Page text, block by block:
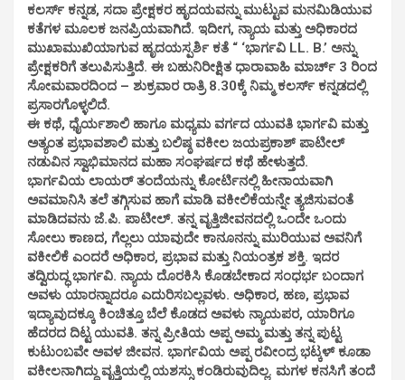
ಕಲರ್ಸ್ ಕನ್ನಡ, ಸದಾ ಪ್ರೇಕ್ಷಕರ ಹೃದಯವನ್ನು ಮುಟ್ಟುವ ಮನಮಿಡಿಯುವ
ಕತೆಗಳ ಮೂಲಕ ಜನಪ್ರಿಯವಾಗಿದೆ. ಇದೀಗ, ನ್ಯಾಯ ಮತ್ತು ಅಧಿಕಾರದ
ಮುಖಾಮುಖಿಯಾಗುವ ಹೃದಯಸ್ಪರ್ಶಿ ಕತೆ “ ‘ಭಾರ್ಗವಿ LL. B.’ ಅನ್ನು
ಪ್ರೇಕ್ಷಕರಿಗೆ ತಲುಪಿಸುತ್ತಿದೆ. ಈ ಬಹುನಿರೀಕ್ಷಿತ ಧಾರಾವಾಹಿ ಮಾರ್ಚ್ 3 ರಿಂದ
ಸೋಮವಾರದಿಂದ – ಶುಕ್ರವಾರ ರಾತ್ರಿ 8.30ಕ್ಕೆ ನಿಮ್ಮ ಕಲರ್ಸ್ ಕನ್ನಡದಲ್ಲಿ
ಪ್ರಸಾರಗೊಳ್ಳಲಿದೆ.
ಈ ಕಥೆ, ಧೈರ್ಯಶಾಲಿ ಹಾಗೂ ಮಧ್ಯಮ ವರ್ಗದ ಯುವತಿ ಭಾರ್ಗವಿ ಮತ್ತು
ಅತ್ಯಂತ ಪ್ರಭಾವಶಾಲಿ ಮತ್ತು ಬಲಿಷ್ಠ ವಕೀಲ ಜಯಪ್ರಕಾಶ್ ಪಾಟೀಲ್
ನಡುವಿನ ಸ್ವಾಭಿಮಾನದ ಮಹಾ ಸಂಘರ್ಷದ ಕಥೆ ಹೇಳುತ್ತದೆ.
ಭಾರ್ಗವಿಯ ಲಾಯರ್ ತಂದೆಯನ್ನು ಕೋರ್ಟಿನಲ್ಲಿ ಹೀನಾಯವಾಗಿ
ಅವಮಾನಿಸಿ ತಲೆ ತಗ್ಗಿಸುವ ಹಾಗೆ ಮಾಡಿ ವಕೀಲಿಕೆಯನ್ನೇ ತ್ಯಜಿಸುವಂತೆ
ಮಾಡಿದವನು ಜೆ.ಪಿ. ಪಾಟೀಲ್. ತನ್ನ ವೃತ್ತಿಜೀವನದಲ್ಲಿ ಒಂದೇ ಒಂದು
ಸೋಲು ಕಾಣದ, ಗೆಲ್ಲಲು ಯಾವುದೇ ಕಾನೂನನ್ನು ಮುರಿಯುವ ಅವನಿಗೆ
ವಕೀಲಿಕೆ ಎಂದರೆ ಅಧಿಕಾರ, ಪ್ರಭಾವ ಮತ್ತು ನಿಯಂತ್ರಕ ಶಕ್ತಿ. ಇದರ
ತದ್ವಿರುದ್ಧ ಭಾರ್ಗವಿ. ನ್ಯಾಯ ದೊರಕಿಸಿ ಕೊಡಬೇಕಾದ ಸಂಧರ್ಭ ಬಂದಾಗ
ಅವಳು ಯಾರನ್ನಾದರೂ ಎದುರಿಸಬಲ್ಲವಳು. ಅಧಿಕಾರ, ಹಣ, ಪ್ರಭಾವ
ಇದ್ಯಾವುದಕ್ಕೂ ಕಿಂಚಿತ್ತೂ ಬೆಲೆ ಕೊಡದ ಅವಳು ನ್ಯಾಯಪರ, ಯಾರಿಗೂ
ಹೆದರದ ದಿಟ್ಟ ಯುವತಿ. ತನ್ನ ಪ್ರೀತಿಯ ಅಪ್ಪ ಅಮ್ಮ ಮತ್ತು ತನ್ನ ಪುಟ್ಟ
ಕುಟುಂಬವೇ ಅವಳ ಜೀವನ. ಭಾರ್ಗವಿಯ ಅಪ್ಪ ರವೀಂದ್ರ ಭಟ್ಕಳ್ ಕೂಡಾ
ವಕೀಲನಾಗಿದ್ದು ವೃತ್ತಿಯಲ್ಲಿ ಯಶಸ್ಸು ಕಂಡಿರುವುದಿಲ್ಲ. ಮಗಳ ಕನಸಿಗೆ ತಂದೆ